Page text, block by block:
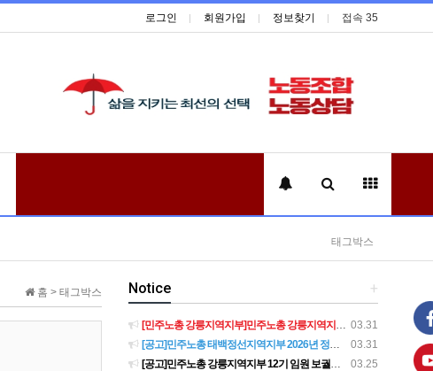
로그인 회원가입 정보찾기 접속 35
태그박스
홈 > 태그박스 +
Notice
03.31
[민주노총 강릉지역지부]민주노총 강릉지역지부 제12기 임원 보궐선거결과 공고
03.31
[공고]민주노총 태백정선지역지부 2026년 정기 대의원대회 재소집 건
03.25
[공고]민주노총 강릉지역지부 12기 임원 보궐선거 후보자 확정 공고